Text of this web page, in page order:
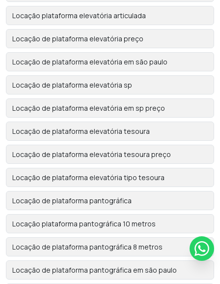
Locação plataforma elevatória articulada
Locação de plataforma elevatória preço
Locação de plataforma elevatória em são paulo
Locação de plataforma elevatória sp
Locação de plataforma elevatória em sp preço
Locação de plataforma elevatória tesoura
Locação de plataforma elevatória tesoura preço
Locação de plataforma elevatória tipo tesoura
Locação de plataforma pantográfica
Locação plataforma pantográfica 10 metros
Locação de plataforma pantográfica 8 metros
Locação de plataforma pantográfica em são paulo